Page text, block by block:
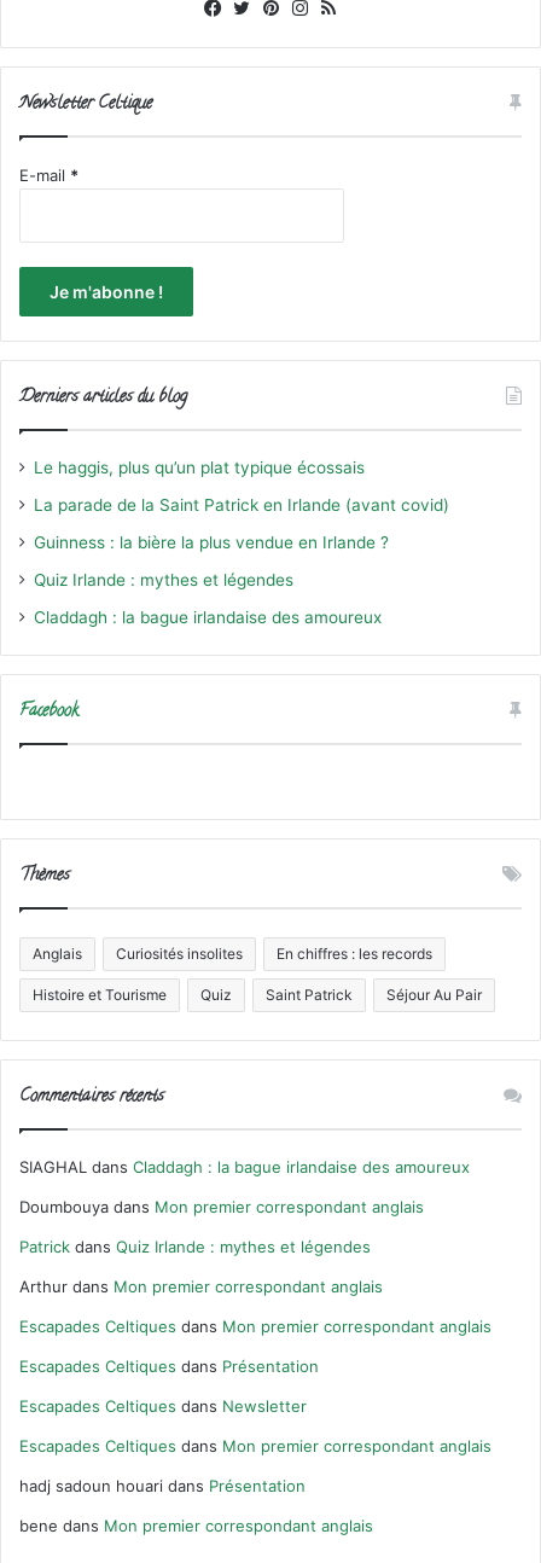
Facebook
X PinterestInstagram
Newsletter Celtique
E-mail *
Derniers articles du blog
Le haggis, plus qu’un plat typique écossais
La parade de la Saint Patrick en Irlande (avant covid)
Guinness : la bière la plus vendue en Irlande ?
Quiz Irlande : mythes et légendes
Claddagh : la bague irlandaise des amoureux
Facebook
Thèmes
Anglais Curiosités insolites En chiffres : les records
Histoire et Tourisme Quiz Saint Patrick Séjour Au Pair
Commentaires récents
SIAGHAL dans Claddagh : la bague irlandaise des amoureux
Doumbouya dans Mon premier correspondant anglais
Patrick dans Quiz Irlande : mythes et légendes
Arthur dans Mon premier correspondant anglais
Escapades Celtiques dans Mon premier correspondant anglais
Escapades Celtiques dans Présentation
Escapades Celtiques dans Newsletter
Escapades Celtiques dans Mon premier correspondant anglais
hadj sadoun houari dans Présentation
bene dans Mon premier correspondant anglais